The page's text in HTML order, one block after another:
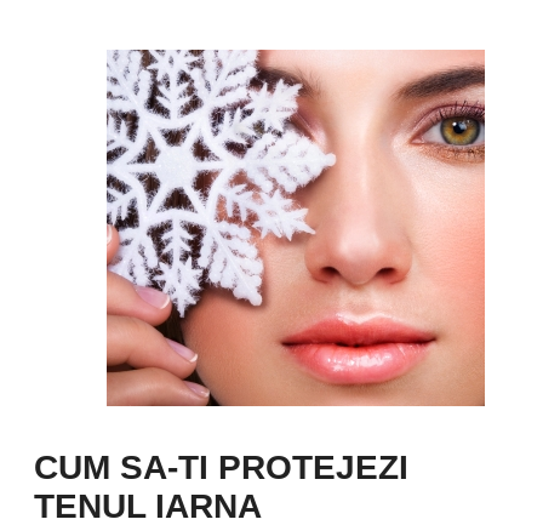
CUM SA-TI PROTEJEZI
TENUL IARNA